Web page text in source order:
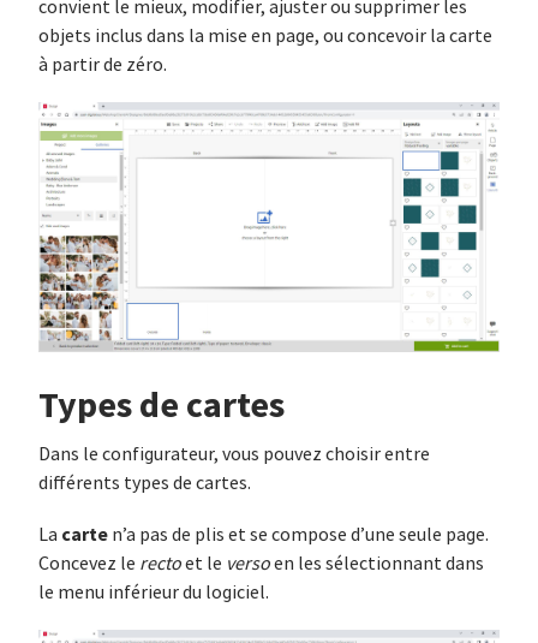
convient le mieux, modifier, ajuster ou supprimer les
objets inclus dans la mise en page, ou concevoir la carte
à partir de zéro.
Types de cartes
Dans le configurateur, vous pouvez choisir entre
différents types de cartes.
La carte n’a pas de plis et se compose d’une seule page.
Concevez le rectoet le versoen les sélectionnant dans
le menu inférieur du logiciel.